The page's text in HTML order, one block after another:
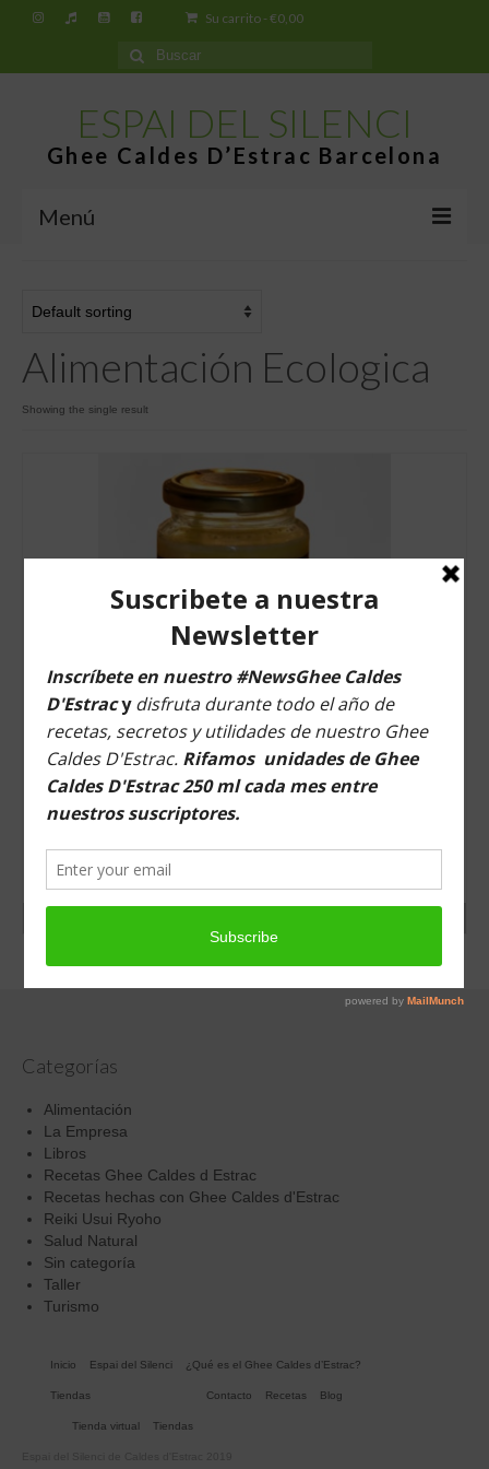
Su carrito -€0,00
Buscar
por:
ESPAI DEL SILENCI
Ghee Caldes D’Estrac Barcelona
Menú
Espai del Silenci
¿Qué es el Ghee Caldes d’Estrac?
Tiendas
Alimentación Ecologica
Showing the single result
A2.- GHEE CALDES D’ESTRAC 370 ML 100%
AYURVEDA ARTESANAL ECOLÓGICO
CERTIFICADO. A PARTIR DE LECHE VACAS DE
NO VALORADO
€16,99
Categorías
Alimentación
La Empresa
Libros
Recetas Ghee Caldes d Estrac
Recetas hechas con Ghee Caldes d'Estrac
Reiki Usui Ryoho
Salud Natural
Sin categoría
Taller
Turismo
Inicio Espai del Silenci ¿Qué es el Ghee Caldes d’Estrac?
Tiendas
Tienda virtual Tiendas
Contacto Recetas Blog